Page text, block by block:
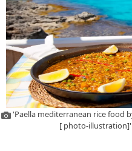
'Paella mediterranean rice food
[ photo-